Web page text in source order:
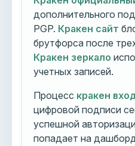
дополнительного
PGP. Кракен сайт
брутфорса после
Кракен зеркало
учетных записей.
Процесс кракен
цифровой подписи
успешной
попадает на